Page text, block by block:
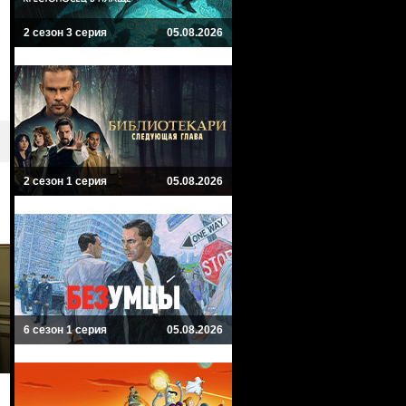
2 сезон 3 серия 05.08.2026
2 сезон 1 серия 05.08.2026
6 сезон 1 серия 05.08.2026